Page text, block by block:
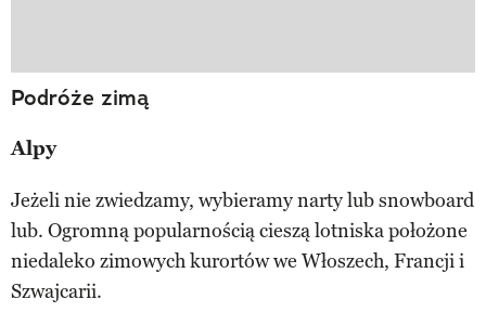
Podróże zimą
Alpy
Jeżeli nie zwiedzamy, wybieramy narty lub snowboard
lub. Ogromną popularnością cieszą lotniska położone
niedaleko zimowych kurortów we Włoszech, Francji i
Szwajcarii.